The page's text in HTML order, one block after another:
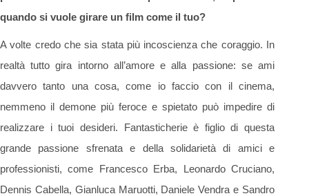
quando si vuole girare un film come il tuo?
A volte credo che sia stata più incoscienza che coraggio. In
realtà tutto gira intorno all’amore e alla passione: se ami
davvero tanto una cosa, come io faccio con il cinema,
nemmeno il demone più feroce e spietato può impedire di
realizzare i tuoi desideri. Fantasticherie è figlio di questa
grande passione sfrenata e della solidarietà di amici e
professionisti, come Francesco Erba, Leonardo Cruciano,
Dennis Cabella, Gianluca Maruotti, Daniele Vendra e Sandro